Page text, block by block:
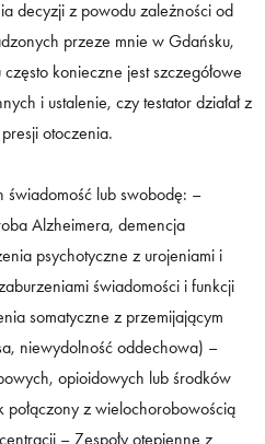
decyzji z powodu zależności od
przeze mnie w Gdańsku,
konieczne jest szczegółowe
i ustalenie, czy testator działał z
otoczenia.
świadomość lub swobodę: –
Alzheimera, demencja
psychotyczne z urojeniami i
świadomości i funkcji
somatyczne z przemijającym
niewydolność oddechowa) –
opioidowych lub środków
połączony z wielochorobowością
– Zespoły otępienne z